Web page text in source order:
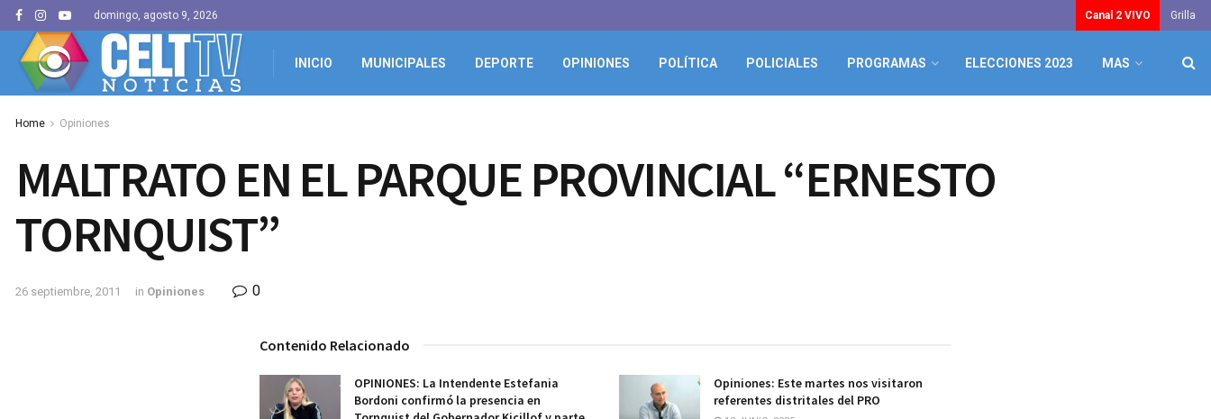
domingo, agosto 9, 2026 Canal 2 VIVO Grilla
INICIO MUNICIPALES DEPORTE OPINIONES POLÍTICA POLICIALES PROGRAMAS ELECCIONES 2023 MAS
Home Opiniones
MALTRATO EN EL PARQUE PROVINCIAL “ERNESTO
TORNQUIST”
26 septiembre, 2011 in Opiniones 0
Contenido Relacionado
OPINIONES: La Intendente Estefania
Bordoni confirmó la presencia en
Opiniones: Este martes nos visitaron
referentes distritales del PRO